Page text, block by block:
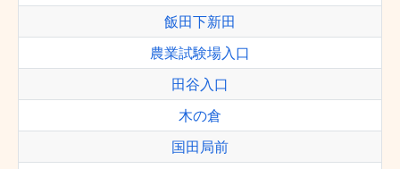
飯田下新田
農業試験場入口
田谷入口
木の倉
国田局前